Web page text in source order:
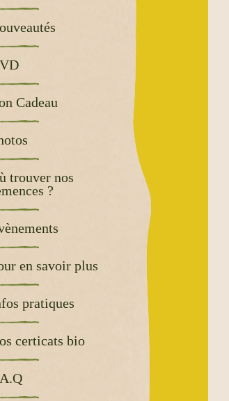
Cadeau
trouver nos
?
en savoir plus
pratiques
certicats bio